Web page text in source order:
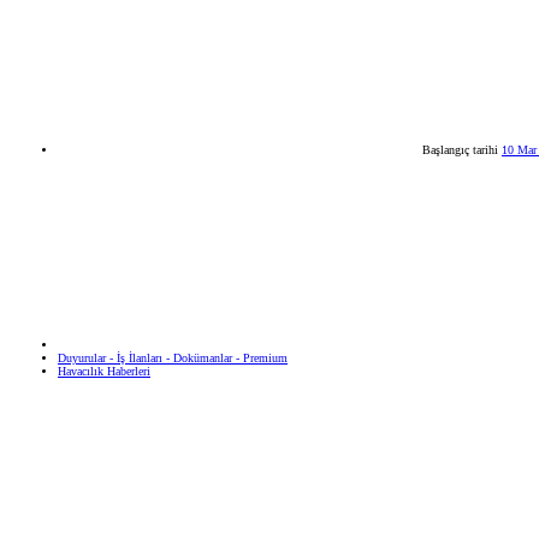
Başlangıç tarihi 10
Duyurular - İş İlanları - Dokümanlar - Premium
Havacılık Haberleri